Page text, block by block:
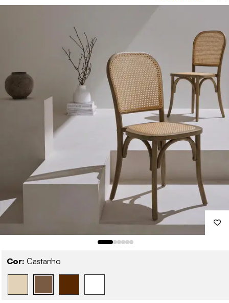
Cor: Castanho